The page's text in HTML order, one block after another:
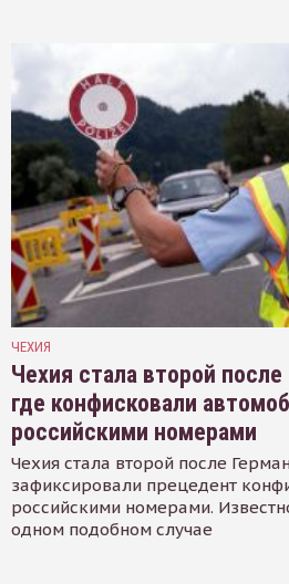
ЧЕХИЯ
Чехия стала второй
где конфисковали
российскими номерами
Чехия стала второй после
зафиксировали прецедент
российскими номерами.
одном подобном случае